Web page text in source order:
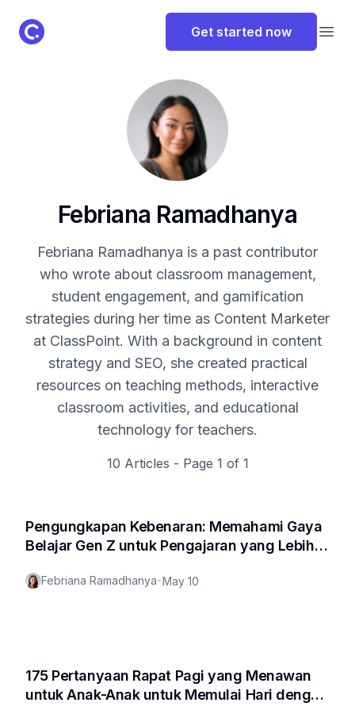
ClassPoint Logo Get started now
Febriana Ramadhanya
Febriana Ramadhanya is a past contributor
who wrote about classroom management,
student engagement, and gamification
strategies during her time as Content Marketer
at ClassPoint. With a background in content
strategy and SEO, she created practical
resources on teaching methods, interactive
classroom activities, and educational
technology for teachers.
10 Articles - Page 1 of 1
Pengungkapan Kebenaran: Memahami Gaya
Belajar Gen Z untuk Pengajaran yang Lebih
Febriana Ramadhanya•May 10
175 Pertanyaan Rapat Pagi yang Menawan
untuk Anak-Anak untuk Memulai Hari dengan